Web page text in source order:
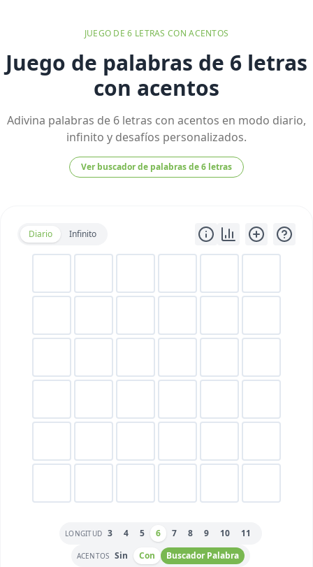
JUEGO DE6 LETRASCON ACENTOS
Juego de palabras de 6 letras
con acentos
Adivina palabras de 6 letras con acentos en modo diario,
infinito y desafíos personalizados.
Ver buscador de palabras de6 letras
Diario Infinito
LONGITUD 3 4 5 6 7 8 9 10 11
ACENTOS Sin Con Buscador Palabra